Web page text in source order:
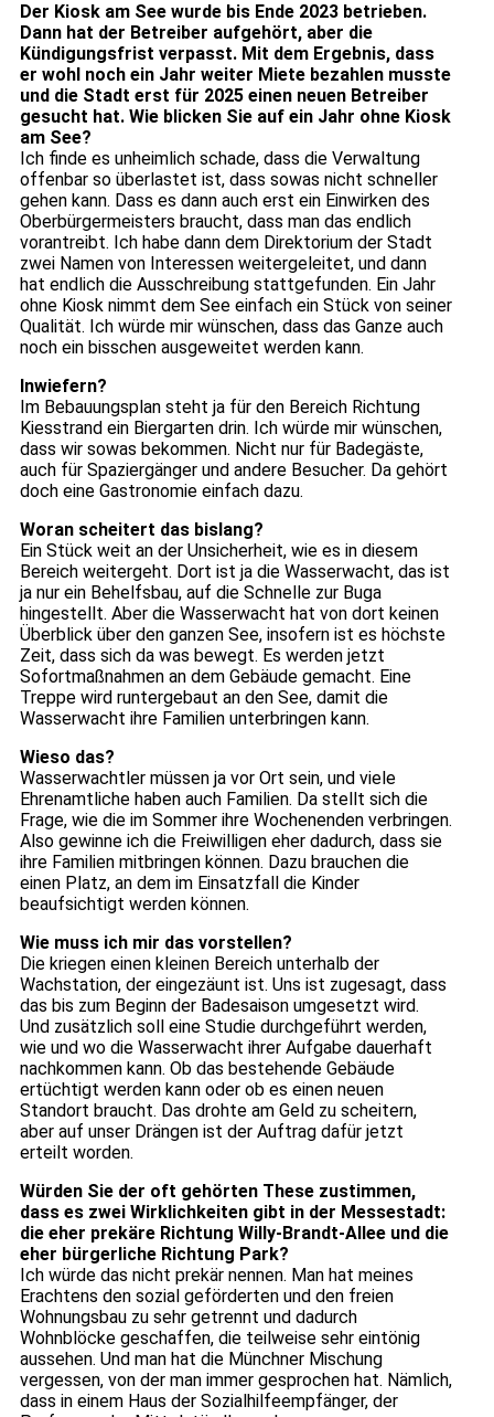
Der Kiosk am See wurde bis Ende 2023 betrieben.
Dann hat der Betreiber aufgehört, aber die
Kündigungsfrist verpasst. Mit dem Ergebnis, dass
er wohl noch ein Jahr weiter Miete bezahlen musste
und die Stadt erst für 2025 einen neuen Betreiber
gesucht hat. Wie blicken Sie auf ein Jahr ohne Kiosk
am See?
Ich finde es unheimlich schade, dass die Verwaltung
offenbar so überlastet ist, dass sowas nicht schneller
gehen kann. Dass es dann auch erst ein Einwirken des
Oberbürgermeisters braucht, dass man das endlich
vorantreibt. Ich habe dann dem Direktorium der Stadt
zwei Namen von Interessen weitergeleitet, und dann
hat endlich die Ausschreibung stattgefunden. Ein Jahr
ohne Kiosk nimmt dem See einfach ein Stück von seiner
Qualität. Ich würde mir wünschen, dass das Ganze auch
noch ein bisschen ausgeweitet werden kann.
Inwiefern?
Im Bebauungsplan steht ja für den Bereich Richtung
Kiesstrand ein Biergarten drin. Ich würde mir wünschen,
dass wir sowas bekommen. Nicht nur für Badegäste,
auch für Spaziergänger und andere Besucher. Da gehört
doch eine Gastronomie einfach dazu.
Woran scheitert das bislang?
Ein Stück weit an der Unsicherheit, wie es in diesem
Bereich weitergeht. Dort ist ja die Wasserwacht, das ist
ja nur ein Behelfsbau, auf die Schnelle zur Buga
hingestellt. Aber die Wasserwacht hat von dort keinen
Überblick über den ganzen See, insofern ist es höchste
Zeit, dass sich da was bewegt. Es werden jetzt
Sofortmaßnahmen an dem Gebäude gemacht. Eine
Treppe wird runtergebaut an den See, damit die
Wasserwacht ihre Familien unterbringen kann.
Wieso das?
Wasserwachtler müssen ja vor Ort sein, und viele
Ehrenamtliche haben auch Familien. Da stellt sich die
Frage, wie die im Sommer ihre Wochenenden verbringen.
Also gewinne ich die Freiwilligen eher dadurch, dass sie
ihre Familien mitbringen können. Dazu brauchen die
einen Platz, an dem im Einsatzfall die Kinder
beaufsichtigt werden können.
Wie muss ich mir das vorstellen?
Die kriegen einen kleinen Bereich unterhalb der
Wachstation, der eingezäunt ist. Uns ist zugesagt, dass
das bis zum Beginn der Badesaison umgesetzt wird.
Und zusätzlich soll eine Studie durchgeführt werden,
wie und wo die Wasserwacht ihrer Aufgabe dauerhaft
nachkommen kann. Ob das bestehende Gebäude
ertüchtigt werden kann oder ob es einen neuen
Standort braucht. Das drohte am Geld zu scheitern,
aber auf unser Drängen ist der Auftrag dafür jetzt
erteilt worden.
Würden Sie der oft gehörten These zustimmen,
dass es zwei Wirklichkeiten gibt in der Messestadt:
die eher prekäre Richtung Willy-Brandt-Allee und die
eher bürgerliche Richtung Park?
Ich würde das nicht prekär nennen. Man hat meines
Erachtens den sozial geförderten und den freien
Wohnungsbau zu sehr getrennt und dadurch
Wohnblöcke geschaffen, die teilweise sehr eintönig
aussehen. Und man hat die Münchner Mischung
vergessen, von der man immer gesprochen hat. Nämlich,
dass in einem Haus der Sozialhilfeempfänger, der